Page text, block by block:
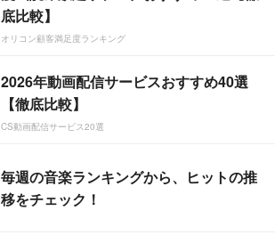
底比較】
オリコン顧客満足度ランキング
2026年動画配信サービスおすすめ40選
【徹底比較】
CS動画配信サービス20選
毎週の音楽ランキングから、ヒットの推
移をチェック！